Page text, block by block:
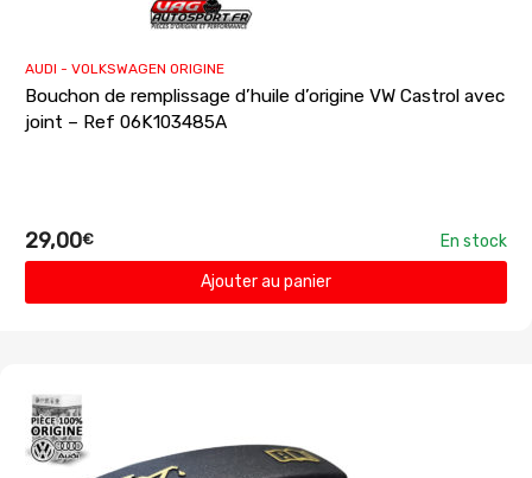
AUDI - VOLKSWAGEN ORIGINE
Bouchon de remplissage d’huile d’origine VW Castrol avec
joint – Ref 06K103485A
29,00€
En stock
Ajouter au panier